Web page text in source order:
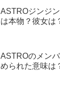
ASTROジンジ
は本物？彼女は
ASTROのメン
められた意味は